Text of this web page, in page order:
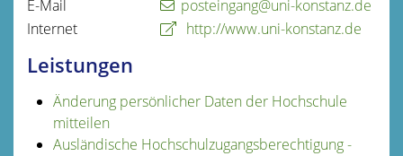
E-Mail
posteingang@uni-konstanz.de
Internet
http://www.uni-konstanz.de
Leistungen
Änderung persönlicher Daten der Hochschule
mitteilen
Ausländische Hochschulzugangsberechtigung -